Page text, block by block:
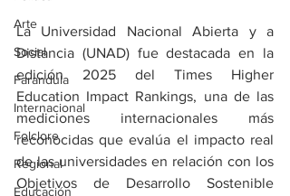
Arte
Social
Farandula
Internacional
Folclore
Regional
Educación
La Universidad Nacional Abierta y a
Distancia (UNAD) fue destacada en la
edición 2025 del Times Higher
Education Impact Rankings, una de las
mediciones internacionales más
reconocidas que evalúa el impacto real
de las universidades en relación con los
Objetivos de Desarrollo Sostenible